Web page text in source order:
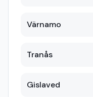
Värnamo
Tranås
Gislaved